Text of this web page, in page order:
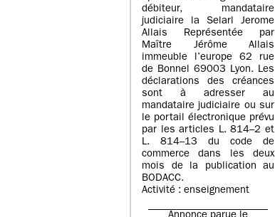
débiteur, mandataire
judiciaire la Selarl Jerome
Allais Représentée par
Maître Jérôme Allais
immeuble l’europe 62 rue
de Bonnel 69003 Lyon. Les
déclarations des créances
sont à adresser au
mandataire judiciaire ou sur
le portail électronique prévu
par les articles L. 814–2 et
L. 814–13 du code de
commerce dans les deux
mois de la publication au
BODACC.
Activité : enseignement